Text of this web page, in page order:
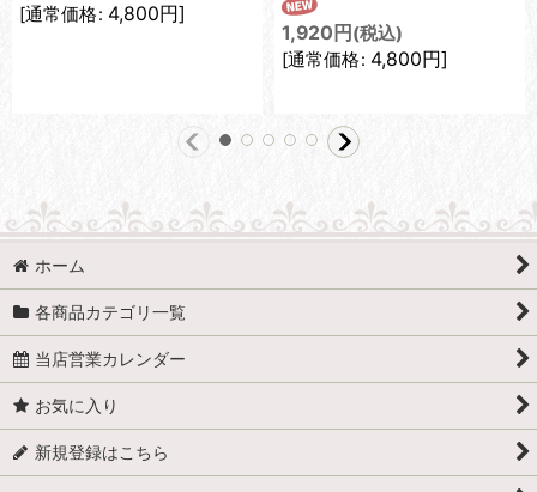
[通常価格: 4,800円]
1,920 円 (税込)
[通常価格: 4,800円]
ホーム
各商品カテゴリ一覧
当店営業カレンダー
お気に入り
新規登録はこちら